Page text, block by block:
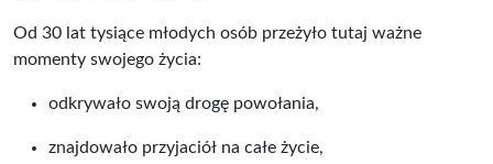
Od 30 lat tysiące młodych osób przeżyło tutaj ważne
momenty swojego życia:
odkrywało swoją drogę powołania,
znajdowało przyjaciół na całe życie,